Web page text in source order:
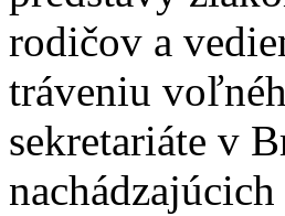
rodičov a
tráveniu
sekretariáte v